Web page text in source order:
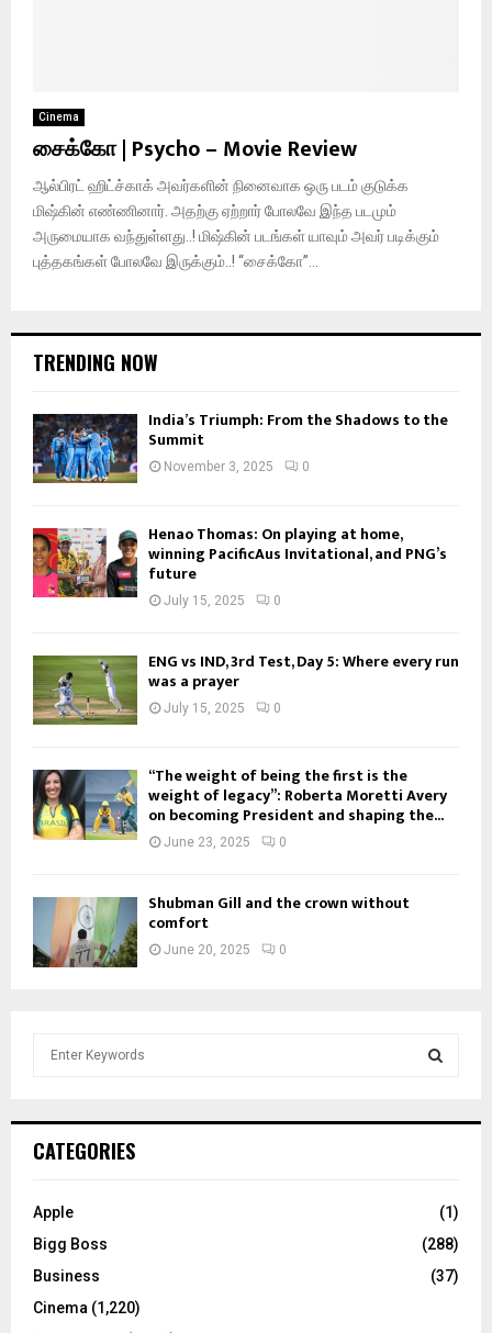
Cinema
சைக்கோ | Psycho – Movie Review
ஆல்பிரட் ஹிட்ச்காக் அவர்களின் நினைவாக ஒரு படம் குடுக்க
மிஷ்கின் எண்ணினார். அதற்கு ஏற்றார் போலவே இந்த படமும்
அருமையாக வந்துள்ளது..! மிஷ்கின் படங்கள் யாவும் அவர் படிக்கும்
புத்தகங்கள் போலவே இருக்கும்..! “சைக்கோ”...
TRENDING NOW
India’s Triumph: From the Shadows to the
Summit
November 3, 2025 0
Henao Thomas: On playing at home,
winning PacificAus Invitational, and PNG’s
future
July 15, 2025 0
ENG vs IND, 3rd Test, Day 5: Where every run
was a prayer
July 15, 2025 0
“The weight of being the first is the
weight of legacy”: Roberta Moretti Avery
on becoming President and shaping the...
June 23, 2025 0
Shubman Gill and the crown without
comfort
June 20, 2025 0
h
o
:
C
CATEGORIES
Apple
(1)
Bigg Boss
(288)
Business
(37)
Cinema (1,220)